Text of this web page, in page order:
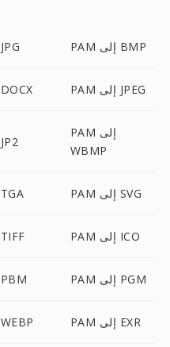
PAM إلى JPG PAM إلى BMP
PAM إلى DOCX PAM إلى JPEG
PAM إلى JP2
PAM إلى
WBMP
PAM إلى TGA PAM إلى SVG
PAM إلى TIFF PAM إلى ICO
PAM إلى PBM PAM إلى PGM
PAM إلى WEBP PAM إلى EXR